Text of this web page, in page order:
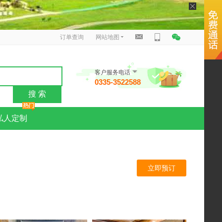
订单查询 网站地图
搜 索
客户服务电话
0335-3522588
人定制
立即预订